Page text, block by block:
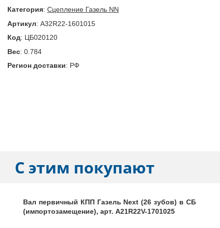
Категория: Сцепление Газель NN
Артикул: A32R22-1601015
Код: ЦБ020120
Вес: 0.784
Регион доставки: РФ
С этим покупают
Вал первичный КПП Газель Next (26 зубов) в СБ
(импортозамещение), арт. A21R22V-1701025